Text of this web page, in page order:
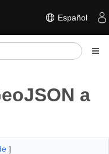
Español
a
]